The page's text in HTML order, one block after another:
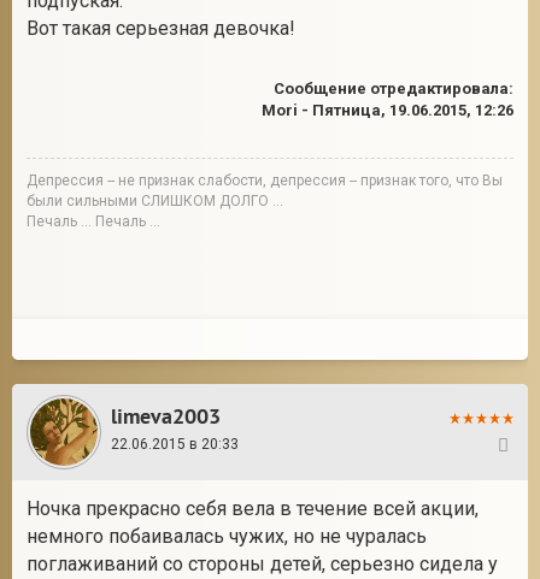
Вот такая серьезная девочка!
Сообщение отредактировала:
Mori - Пятница, 19.06.2015, 12:26
Депрессия -- не признак слабости, депрессия -- признак того, что Вы
были сильными СЛИШКОМ ДОЛГО ...
Печаль ... Печаль ...
limeva2003
22.06.2015 в 20:33
Ночка прекрасно себя вела в течение всей акции,
немного побаивалась чужих, но не чуралась
поглаживаний со стороны детей, серьезно сидела у